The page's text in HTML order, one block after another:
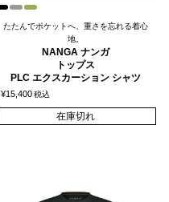
たたんでポケットへ、重さを忘れる着心
地。
NANGA ナンガ
トップス
PLC エクスカーション シャツ
¥15,400税込
在庫切れ